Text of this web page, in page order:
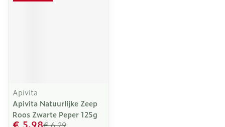
Apivita
Apivita Natuurlijke Zeep
Roos Zwarte Peper 125g
€ 6,29
€ 5,98